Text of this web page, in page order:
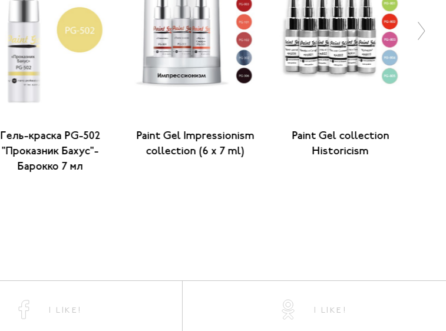
Гель-краска PG-502
"Проказник Бахус"-
Барокко 7 мл
Paint Gel Impressionism
collection (6 x 7 ml)
Paint Gel collection
Historicism
I LIKE! I LIKE!